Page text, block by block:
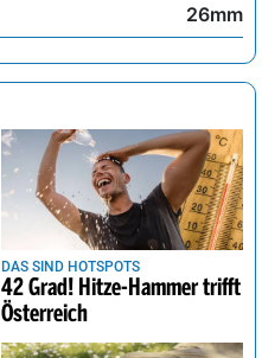
26mm
DAS SIND HOTSPOTS
42 Grad! Hitze-Hammer trifft
Österreich